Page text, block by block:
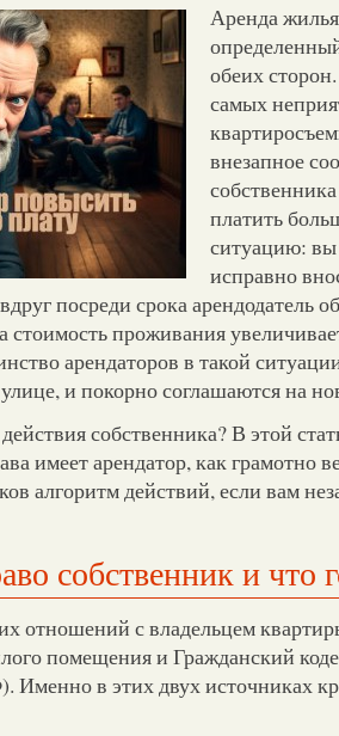
Аренда
обеих
самых
внезапное
платить
ситуацию: вы
исправно
посреди срока арендодатель
стоимость проживания
арендаторов в такой
улице, и покорно соглашаются на
собственника? В этой
имеет арендатор, как грамотно
алгоритм действий, если вам
собственник и что
отношений с владельцем
помещения и Гражданский
в этих двух источниках